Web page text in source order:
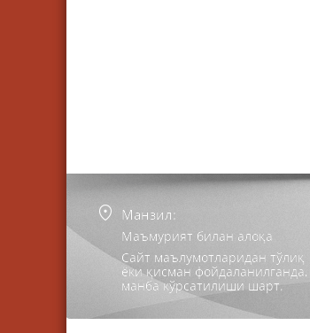
Манзил:
Маъмурият билан алоқа
Сайт маълумотларидан тўлиқ
ёки қисман фойдаланилганда,
манба кўрсатилиши шарт.